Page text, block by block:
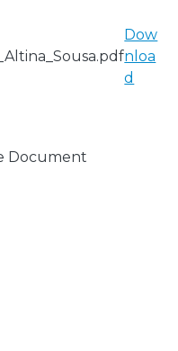
Document
Dow
nloa
d